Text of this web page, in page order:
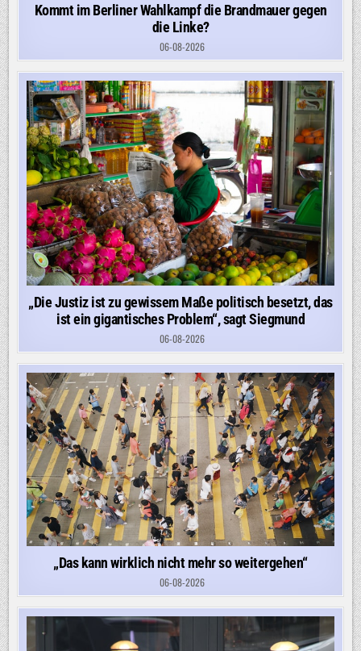
Kommt im Berliner Wahlkampf die Brandmauer gegen
die Linke?
06-08-2026
„Die Justiz ist zu gewissem Maße politisch besetzt, das
ist ein gigantisches Problem“, sagt Siegmund
06-08-2026
„Das kann wirklich nicht mehr so weitergehen“
06-08-2026